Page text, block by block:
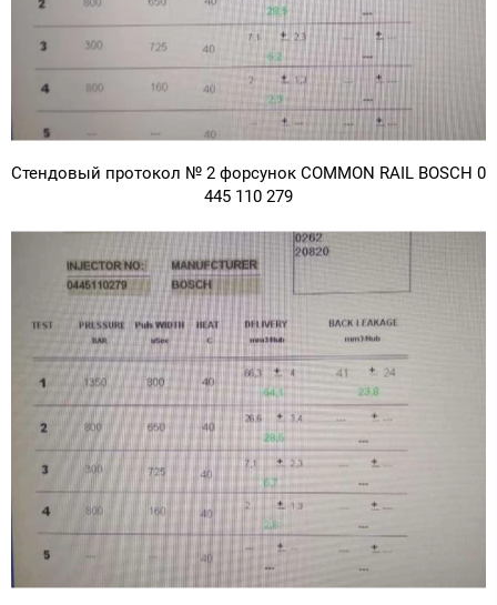
Стендовый протокол № 2 форсунок COMMON RAIL BOSCH 0
445 110 279